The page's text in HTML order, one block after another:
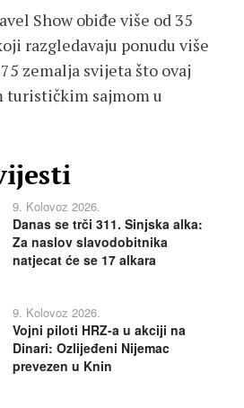
Show obiđe više od 35
razgledavaju ponudu više
zemalja svijeta što ovaj
turističkim sajmom u
9. Kolovoz 2026.
Danas se trči 311. Sinjska alka:
Za naslov slavodobitnika
natjecat će se 17 alkara
9. Kolovoz 2026.
Vojni piloti HRZ-a u akciji na
Dinari: Ozlijeđeni Nijemac
prevezen u Knin